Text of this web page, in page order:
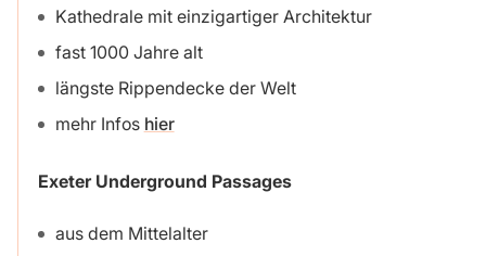
Kathedrale mit einzigartiger Architektur
fast 1000 Jahre alt
längste Rippendecke der Welt
mehr Infos hier
Exeter Underground Passages
aus dem Mittelalter